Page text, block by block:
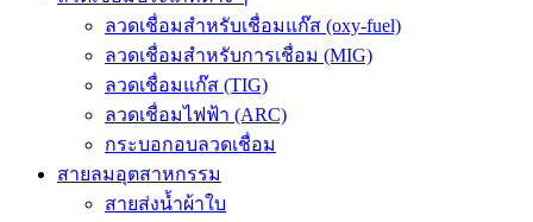
ลวดเชื่อมสำหรับเชื่อมแก๊ส (oxy-fuel)
ลวดเชื่อมสำหรับการเชื่อม (MIG)
ลวดเชื่อมแก๊ส (TIG)
ลวดเชื่อมไฟฟ้า (ARC)
กระบอกอบลวดเชื่อม
สายลมอุตสาหกรรม
สายส่งน้ำผ้าใบ